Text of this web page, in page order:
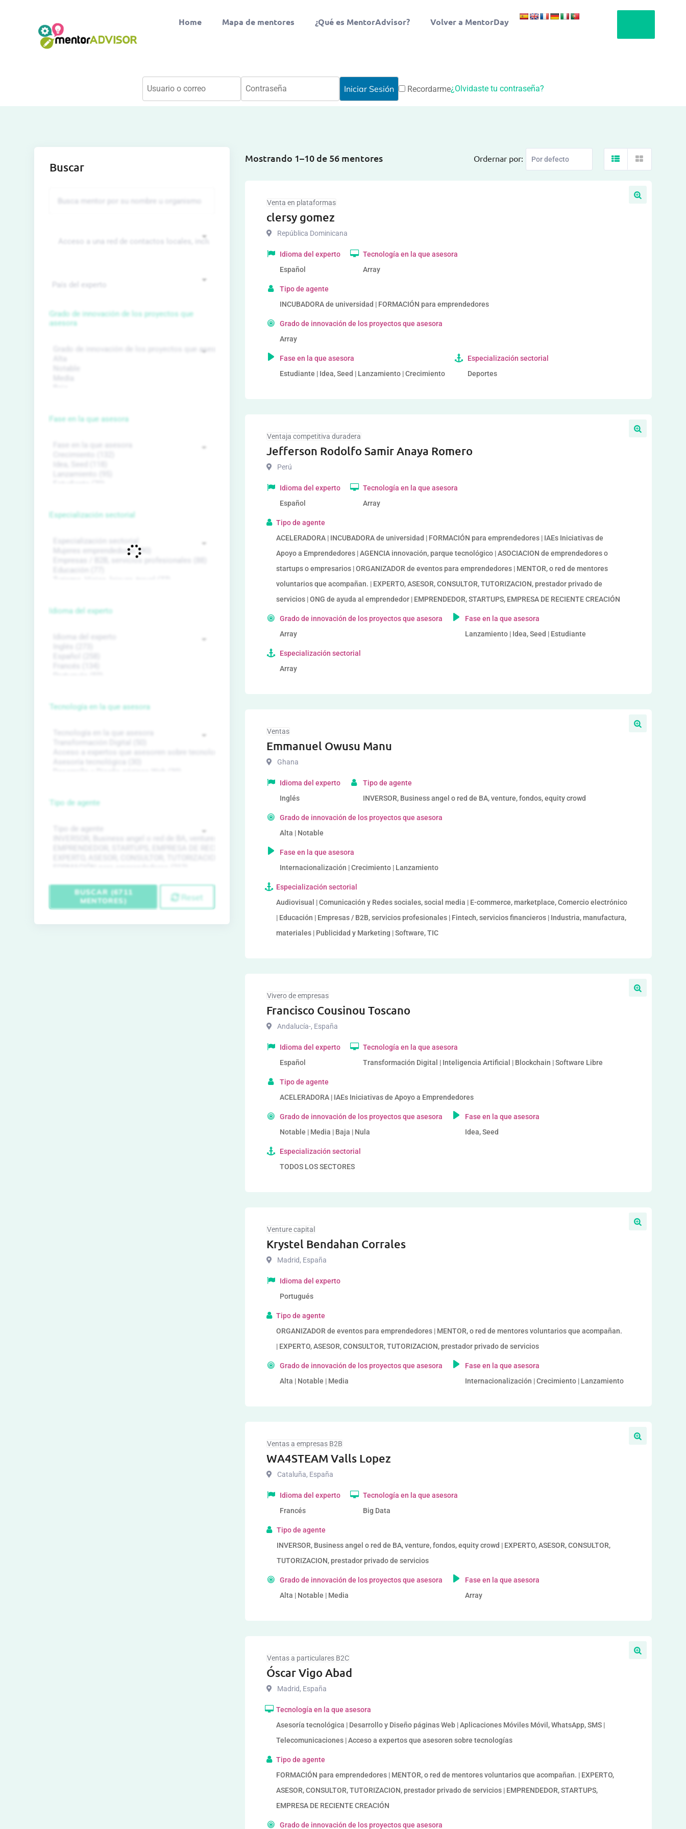
Home Mapa de mentores ¿Qué es MentorAdvisor? Volver a MentorDay
Recordarme¿Olvidaste tu contraseña?
Mostrando 1–10 de 56 mentores Ordernar por:
Venta en plataformas
clersy gomez
República Dominicana
Idioma del experto
Español
Tecnología en la que asesora
Array
Tipo de agente
INCUBADORA de universidad | FORMACIÓN para emprendedores
Grado de innovación de los proyectos que asesora
Array
Fase en la que asesora
Estudiante | Idea, Seed | Lanzamiento | Crecimiento
Especialización sectorial
Deportes
Ventaja competitiva duradera
Jefferson Rodolfo Samir Anaya Romero
Perú
Idioma del experto
Español
Tecnología en la que asesora
Array
Tipo de agente
ACELERADORA | INCUBADORA de universidad | FORMACIÓN para emprendedores | IAEs Iniciativas de
Apoyo a Emprendedores | AGENCIA innovación, parque tecnológico | ASOCIACION de emprendedores o
startups o empresarios | ORGANIZADOR de eventos para emprendedores | MENTOR, o red de mentores
voluntarios que acompañan. | EXPERTO, ASESOR, CONSULTOR, TUTORIZACION, prestador privado de
servicios | ONG de ayuda al emprendedor | EMPRENDEDOR, STARTUPS, EMPRESA DE RECIENTE CREACIÓN
Grado de innovación de los proyectos que asesora
Array
Fase en la que asesora
Lanzamiento | Idea, Seed | Estudiante
Especialización sectorial
Array
Ventas
Emmanuel Owusu Manu
Ghana
Idioma del experto
Inglés
Tipo de agente
INVERSOR, Business angel o red de BA, venture, fondos, equity crowd
Grado de innovación de los proyectos que asesora
Alta | Notable
Fase en la que asesora
Internacionalización | Crecimiento | Lanzamiento
Especialización sectorial
Audiovisual | Comunicación y Redes sociales, social media | E-commerce, marketplace, Comercio electrónico
| Educación | Empresas / B2B, servicios profesionales | Fintech, servicios financieros | Industria, manufactura,
materiales | Publicidad y Marketing | Software, TIC
Vivero de empresas
Francisco Cousinou Toscano
Andalucía-, España
Idioma del experto
Español
Tecnología en la que asesora
Transformación Digital | Inteligencia Artificial | Blockchain | Software Libre
Tipo de agente
ACELERADORA | IAEs Iniciativas de Apoyo a Emprendedores
Grado de innovación de los proyectos que asesora
Notable | Media | Baja | Nula
Fase en la que asesora
Idea, Seed
Especialización sectorial
TODOS LOS SECTORES
Venture capital
Krystel Bendahan Corrales
Madrid, España
Idioma del experto
Portugués
Tipo de agente
ORGANIZADOR de eventos para emprendedores | MENTOR, o red de mentores voluntarios que acompañan.
| EXPERTO, ASESOR, CONSULTOR, TUTORIZACION, prestador privado de servicios
Grado de innovación de los proyectos que asesora
Alta | Notable | Media
Fase en la que asesora
Internacionalización | Crecimiento | Lanzamiento
Ventas a empresas B2B
WA4STEAM Valls Lopez
Cataluña, España
Idioma del experto
Francés
Tecnología en la que asesora
Big Data
Tipo de agente
INVERSOR, Business angel o red de BA, venture, fondos, equity crowd | EXPERTO, ASESOR, CONSULTOR,
TUTORIZACION, prestador privado de servicios
Grado de innovación de los proyectos que asesora
Alta | Notable | Media
Fase en la que asesora
Array
Ventas a particulares B2C
Óscar Vigo Abad
Madrid, España
Tecnología en la que asesora
Asesoría tecnológica | Desarrollo y Diseño páginas Web | Aplicaciones Móviles Móvil, WhatsApp, SMS |
Telecomunicaciones | Acceso a expertos que asesoren sobre tecnologías
Tipo de agente
FORMACIÓN para emprendedores | MENTOR, o red de mentores voluntarios que acompañan. | EXPERTO,
ASESOR, CONSULTOR, TUTORIZACION, prestador privado de servicios | EMPRENDEDOR, STARTUPS,
EMPRESA DE RECIENTE CREACIÓN
Grado de innovación de los proyectos que asesora
Buscar
Grado de innovación de los proyectos que
asesora
Fase en la que asesora
Especialización sectorial
Idioma del experto
Tecnología en la que asesora
Tipo de agente
BUSCAR (6711
MENTORES)
Reset